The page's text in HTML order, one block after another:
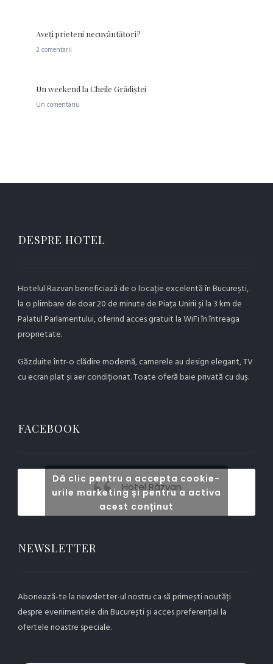
Aveţi prieteni necuvântători?
2 comentarii
Un weekend la Cheile Grădiştei
Un comentariu
DESPRE HOTEL
Hotelul Razvan beneficiază de o locație excelentă în București,
la o plimbare de doar 20 de minute de Piața Unirii și la 3 km de
Palatul Parlamentului, oferind acces gratuit la WiFi în întreaga
proprietate.
Găzduite într-o clădire modernă, camerele au design elegant, TV
cu ecran plat și aer condiționat. Toate oferă baie privată cu duș.
FACEBOOK
Hotel Răzvan
Dă clic pentru a accepta cookie-
urile marketing și pentru a activa
acest conținut
NEWSLETTER
Abonează-te la newsletter-ul nostru ca să primești noutăți
despre evenimentele din București și acces preferențial la
ofertele noastre speciale.